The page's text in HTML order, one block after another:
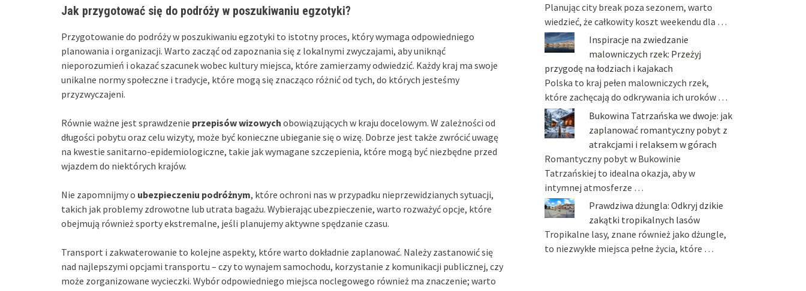
Jak przygotować się do podróży w poszukiwaniu egzotyki?
Przygotowanie do podróży w poszukiwaniu egzotyki to istotny proces, który wymaga odpowiedniego
planowania i organizacji. Warto zacząć od zapoznania się z lokalnymi zwyczajami, aby uniknąć
nieporozumień i okazać szacunek wobec kultury miejsca, które zamierzamy odwiedzić. Każdy kraj ma swoje
unikalne normy społeczne i tradycje, które mogą się znacząco różnić od tych, do których jesteśmy
przyzwyczajeni.
Równie ważne jest sprawdzenie przepisów wizowych obowiązujących w kraju docelowym. W zależności od
długości pobytu oraz celu wizyty, może być konieczne ubieganie się o wizę. Dobrze jest także zwrócić uwagę
na kwestie sanitarno-epidemiologiczne, takie jak wymagane szczepienia, które mogą być niezbędne przed
wjazdem do niektórych krajów.
Nie zapomnijmy o ubezpieczeniu podróżnym, które ochroni nas w przypadku nieprzewidzianych sytuacji,
takich jak problemy zdrowotne lub utrata bagażu. Wybierając ubezpieczenie, warto rozważyć opcje, które
obejmują również sporty ekstremalne, jeśli planujemy aktywne spędzanie czasu.
Transport i zakwaterowanie to kolejne aspekty, które warto dokładnie zaplanować. Należy zastanowić się
nad najlepszymi opcjami transportu – czy to wynajem samochodu, korzystanie z komunikacji publicznej, czy
może zorganizowane wycieczki. Wybór odpowiedniego miejsca noclegowego również ma znaczenie; warto
Planując city break poza sezonem, warto
wiedzieć, że całkowity koszt weekendu dla …
Inspiracje na zwiedzanie
malowniczych rzek: Przeżyj
przygodę na łodziach i kajakach
Polska to kraj pełen malowniczych rzek,
które zachęcają do odkrywania ich uroków …
Bukowina Tatrzańska we dwoje: jak
zaplanować romantyczny pobyt z
atrakcjami i relaksem w górach
Romantyczny pobyt w Bukowinie
Tatrzańskiej to idealna okazja, aby w
intymnej atmosferze …
Prawdziwa dżungla: Odkryj dzikie
zakątki tropikalnych lasów
Tropikalne lasy, znane również jako dżungle,
to niezwykłe miejsca pełne życia, które …